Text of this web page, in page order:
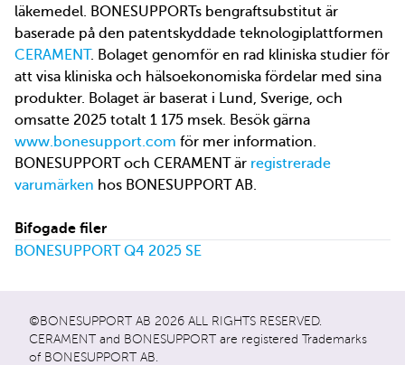
läkemedel. BONESUPPORTs bengraftsubstitut är
baserade på den patentskyddade teknologiplattformen
CERAMENT . Bolaget genomför en rad kliniska studier för
att visa kliniska och hälsoekonomiska fördelar med sina
produkter. Bolaget är baserat i Lund, Sverige, och
omsatte 2025 totalt 1 175 msek. Besök gärna
www.bonesupport.com för mer information.
BONESUPPORT och CERAMENT är registrerade
varumärken hos BONESUPPORT AB.
Bifogade filer
BONESUPPORT Q4 2025 SE
©BONESUPPORT AB 2026 ALL RIGHTS RESERVED.
CERAMENT and BONESUPPORT are registered Trademarks
of BONESUPPORT AB.